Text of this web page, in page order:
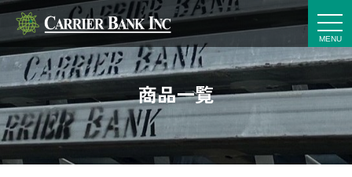
t
o
g
g
l
n
v
g
t
商品一覧